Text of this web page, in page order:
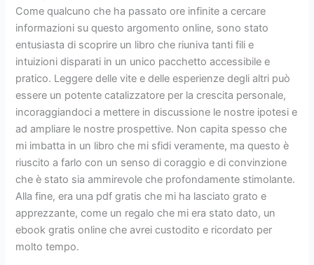
Come qualcuno che ha passato ore infinite a cercare
informazioni su questo argomento online, sono stato
entusiasta di scoprire un libro che riuniva tanti fili e
intuizioni disparati in un unico pacchetto accessibile e
pratico. Leggere delle vite e delle esperienze degli altri può
essere un potente catalizzatore per la crescita personale,
incoraggiandoci a mettere in discussione le nostre ipotesi e
ad ampliare le nostre prospettive. Non capita spesso che
mi imbatta in un libro che mi sfidi veramente, ma questo è
riuscito a farlo con un senso di coraggio e di convinzione
che è stato sia ammirevole che profondamente stimolante.
Alla fine, era una pdf gratis che mi ha lasciato grato e
apprezzante, come un regalo che mi era stato dato, un
ebook gratis online che avrei custodito e ricordato per
molto tempo.